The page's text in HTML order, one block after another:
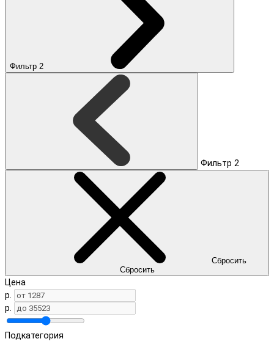
Фильтр 2
Фильтр 2
Сбросить
Сбросить
Цена
р.
р.
Подкатегория